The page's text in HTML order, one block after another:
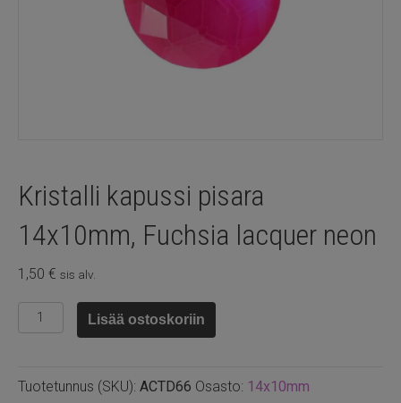
Kristalli kapussi pisara
14x10mm, Fuchsia lacquer neon
1,50 € sis alv.
Kristalli
kapussi
Fuchsia
Lisää ostoskoriin
Tuotetunnus (SKU): ACTD66 Osasto: 14x10mm